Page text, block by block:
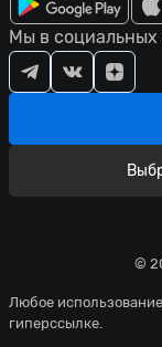
©
Любое
гиперссылке.
Мы в социальных